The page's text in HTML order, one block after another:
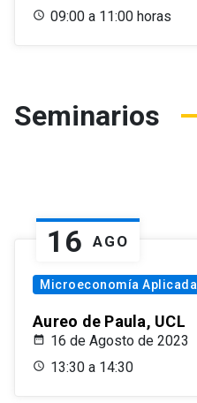
09:00 a 11:00 horas
Seminarios
16 AGO
Microeconomía Aplicada
Aureo de Paula, UCL
16 de Agosto de 2023
13:30 a 14:30